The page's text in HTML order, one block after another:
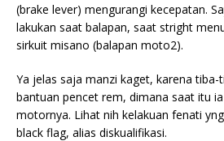
(brake lever) mengurangi kecepatan.
lakukan saat balapan, saat stright
sirkuit misano (balapan moto2).
Ya jelas saja manzi kaget, karena
bantuan pencet rem, dimana saat itu
motornya. Lihat nih kelakuan fenati
black flag, alias diskualifikasi.